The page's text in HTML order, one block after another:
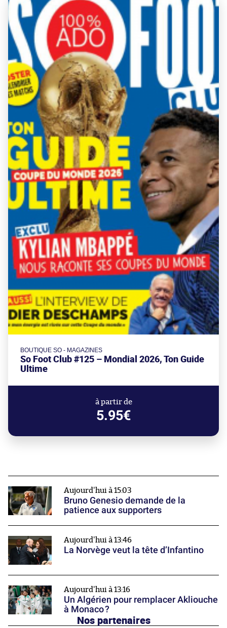
BOUTIQUE SO - MAGAZINES
So Foot Club #125 – Mondial 2026, Ton Guide
Ultime
à partir de
5.95€
Aujourd'hui à 15:03
Bruno Genesio demande de la
patience aux supporters
Aujourd'hui à 13:46
La Norvège veut la tête d’Infantino
Aujourd'hui à 13:16
Un Algérien pour remplacer Akliouche
à Monaco ?
Nos partenaires